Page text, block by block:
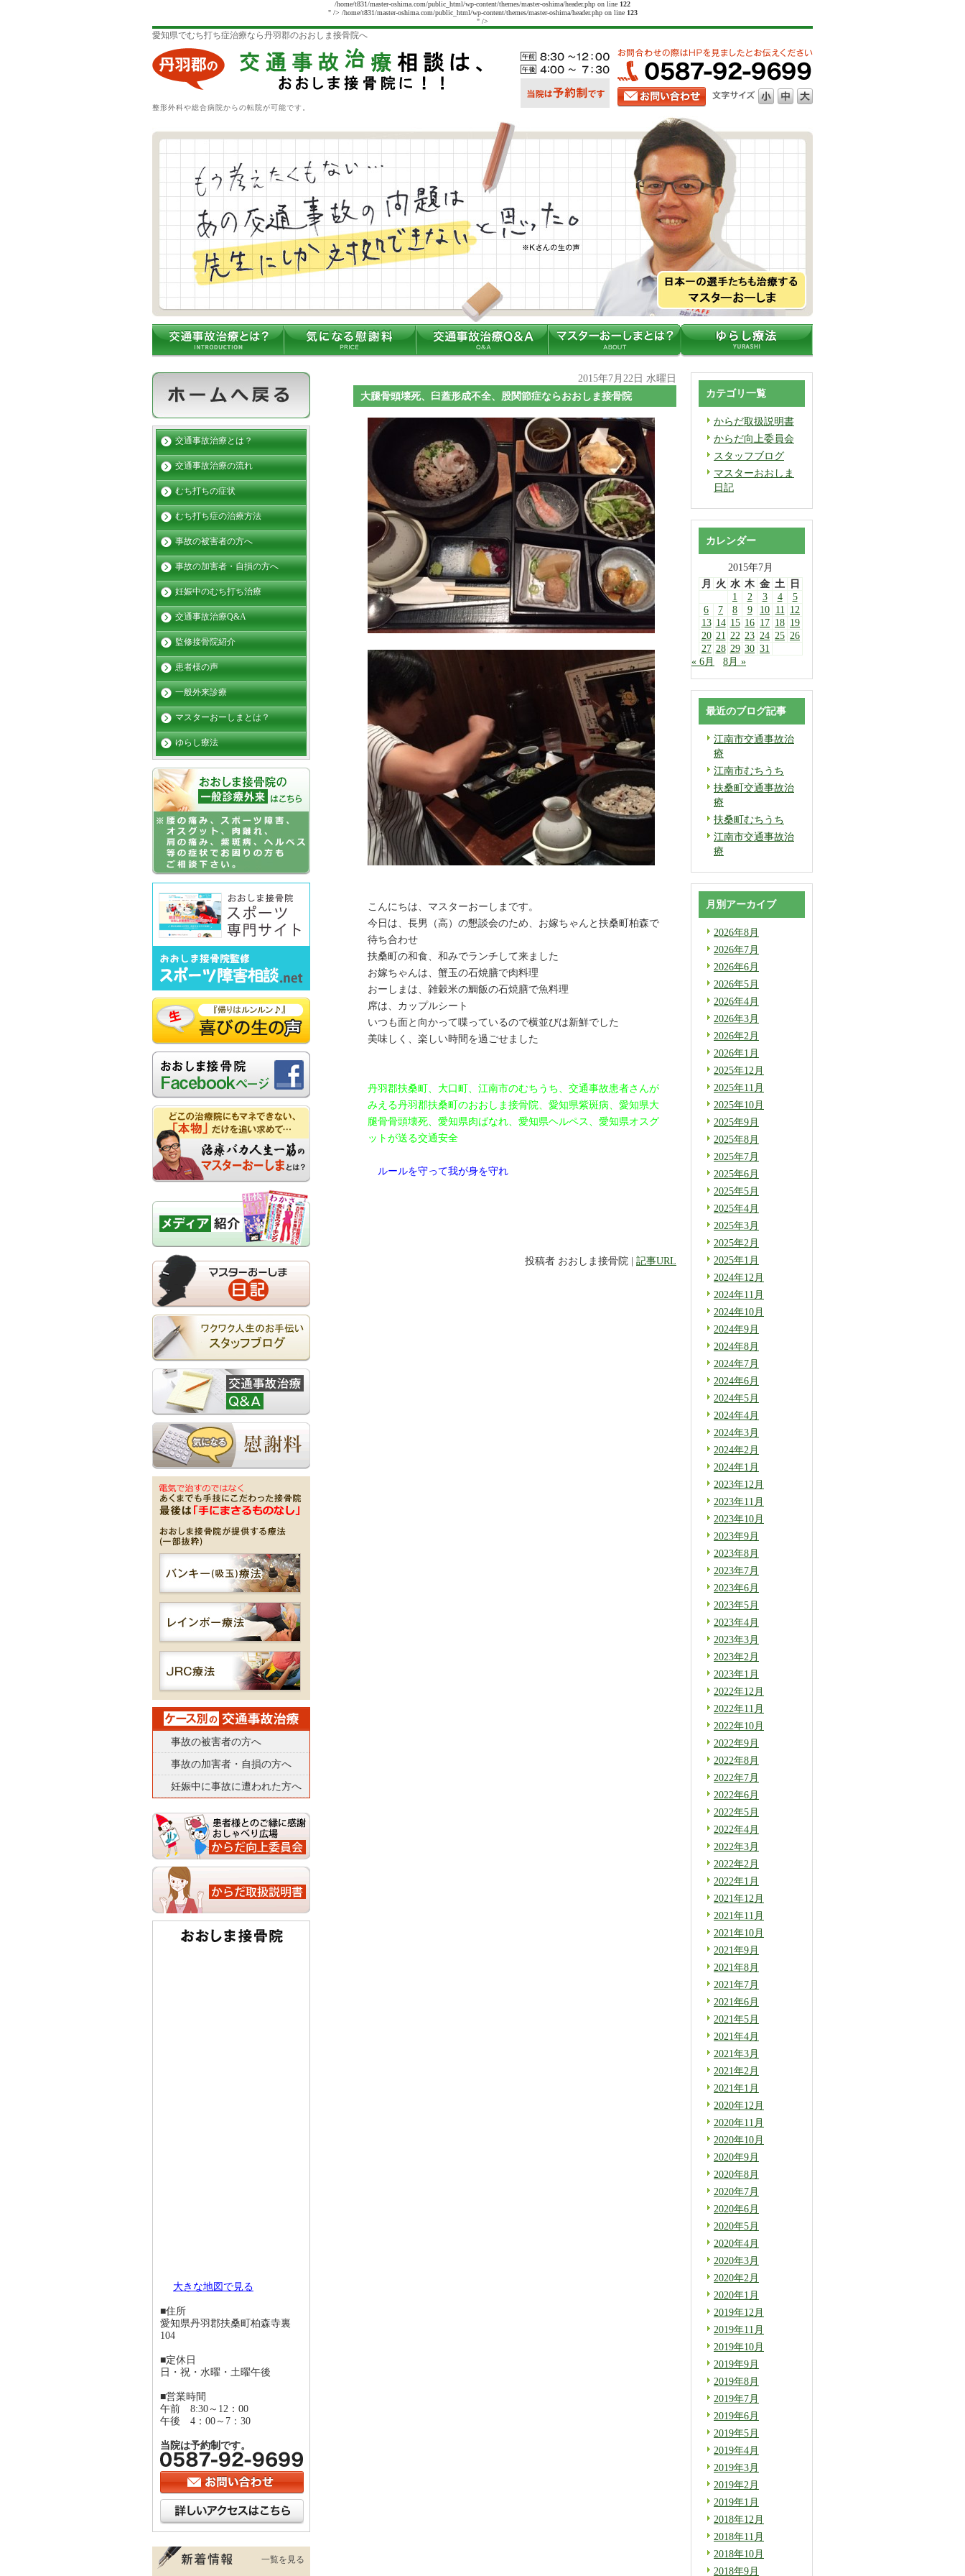
/home/t831/master-oshima.com/public_html/wp-content/themes/master-oshima/header.php on line 122
" /> /home/t831/master-oshima.com/public_html/wp-content/themes/master-oshima/header.php on line 123
" />
愛知県でむち打ち症治療なら丹羽郡のおおしま接骨院へ
整形外科や総合病院からの転院が可能です。
2015年7月22日 水曜日
大腿骨頭壊死、臼蓋形成不全、股関節症ならおおしま接骨院
こんにちは、マスターおーしま です。
今日は、長男（高）の懇談会のため、お嫁ちゃんと扶桑町柏森で
待ち合わせ
扶桑町の和食、和みでランチして来ました
お嫁ちゃんは、蟹玉の石焼膳で肉料理
おーしまは、雑穀米の鯛飯の石焼膳で魚料理
席は、カップルシート
いつも面と向かって喋っているので横並びは新鮮でした
美味しく、楽しい時間を過ごせました
丹羽郡扶桑町、大口町、江南市のむちうち、交通事故患者さんが
みえる丹羽郡扶桑町のおおしま接骨院、愛知県紫斑病、愛知県大
腿骨骨頭壊死、愛知県肉ばなれ、愛知県ヘルペス、愛知県オスグ
ットが送る交通安全
ルールを守って我が身を守れ
投稿者 おおしま接骨院 | 記事URL
カテゴリ一覧
からだ取扱説明書
からだ向上委員会
スタッフブログ
マスターおおしま
日記
カレンダー
2015年7月
月
火 水 木 金 土
日
1
2 3 4
5
6
7 8 9 10 11 12
13 14 15 16 17 18 19
20 21 22 23 24 25 26
27 28 29 30 31
« 6月
8月 »
最近のブログ記事
江南市交通事故治
療
江南市むちうち
扶桑町交通事故治
療
扶桑町むちうち
江南市交通事故治
療
月別アーカイブ
2026年8月
2026年7月
2026年6月
2026年5月
2026年4月
2026年3月
2026年2月
2026年1月
2025年12月
2025年11月
2025年10月
2025年9月
2025年8月
2025年7月
2025年6月
2025年5月
2025年4月
2025年3月
2025年2月
2025年1月
2024年12月
2024年11月
2024年10月
2024年9月
2024年8月
2024年7月
2024年6月
2024年5月
2024年4月
2024年3月
2024年2月
2024年1月
2023年12月
2023年11月
2023年10月
2023年9月
2023年8月
2023年7月
2023年6月
2023年5月
2023年4月
2023年3月
2023年2月
2023年1月
2022年12月
2022年11月
2022年10月
2022年9月
2022年8月
2022年7月
2022年6月
2022年5月
2022年4月
2022年3月
2022年2月
2022年1月
2021年12月
2021年11月
2021年10月
2021年9月
2021年8月
2021年7月
2021年6月
2021年5月
2021年4月
2021年3月
2021年2月
2021年1月
2020年12月
2020年11月
2020年10月
2020年9月
2020年8月
2020年7月
2020年6月
2020年5月
2020年4月
2020年3月
2020年2月
2020年1月
2019年12月
2019年11月
2019年10月
2019年9月
2019年8月
2019年7月
2019年6月
2019年5月
2019年4月
2019年3月
2019年2月
2019年1月
2018年12月
2018年11月
2018年10月
2018年9月
交通事故治療とは？
交通事故治療の流れ
むち打ちの症状
むち打ち症の治療方法
事故の被害者の方へ
事故の加害者・自損の方へ
妊娠中のむち打ち治療
交通事故治療Q&A
監修接骨院紹介
患者様の声
一般外来診療
マスターおーしまとは？
ゆらし療法
事故の被害者の方へ
事故の加害者・自損の方へ
妊娠中に事故に遭われた方へ
大きな地図で見る
■住所
愛知県丹羽郡扶桑町柏森寺裏
104
■定休日
日・祝・水曜・土曜午後
■営業時間
午前 8:30～12：00
午後 4：00～7：30
当院は予約制です。
一覧を見る